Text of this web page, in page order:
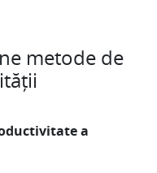
metode de
a